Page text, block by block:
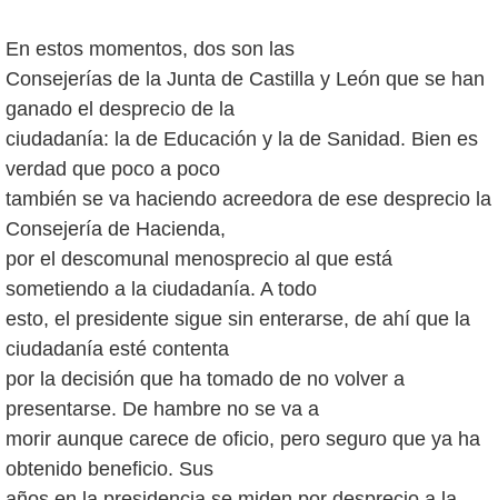
En estos momentos, dos son las
Consejerías de la Junta de Castilla y León que se han
ganado el desprecio de la
ciudadanía: la de Educación y la de Sanidad. Bien es
verdad que poco a poco
también se va haciendo acreedora de ese desprecio la
Consejería de Hacienda,
por el descomunal menosprecio al que está
sometiendo a la ciudadanía. A todo
esto, el presidente sigue sin enterarse, de ahí que la
ciudadanía esté contenta
por la decisión que ha tomado de no volver a
presentarse. De hambre no se va a
morir aunque carece de oficio, pero seguro que ya ha
obtenido beneficio. Sus